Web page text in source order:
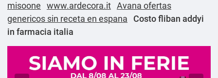
misoone
www.ardecora.it Avana ofertas
genericos sin receta en espana
Costo fliban addyi
in farmacia italia